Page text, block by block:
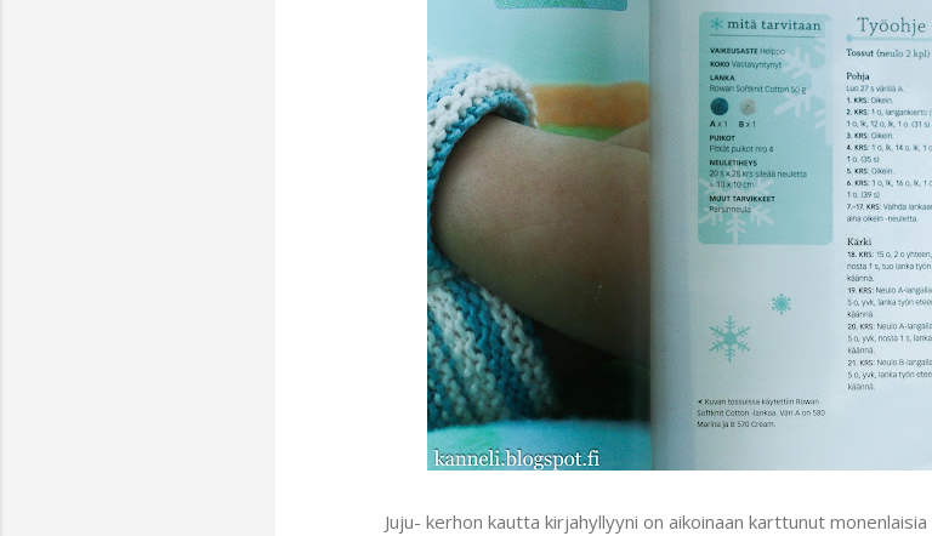
Juju- kerhon kautta kirjahyllyyni on aikoinaan karttunut